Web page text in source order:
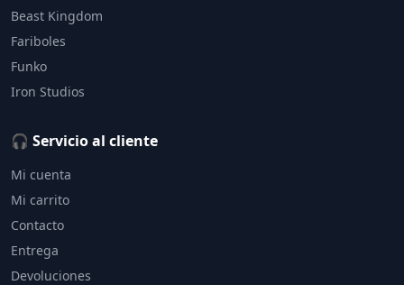
Beast Kingdom
Fariboles
Funko
Iron Studios
🎧 Servicio al cliente
Mi cuenta
Mi carrito
Contacto
Entrega
Devoluciones